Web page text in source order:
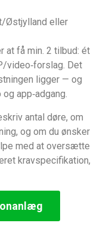
Østjylland eller
at få min. 2 tilbud: ét
video‑forslag. Det
ligger — og
app‑adgang.
antal døre, om
og om du ønsker
med at oversætte
kravspecifikation,